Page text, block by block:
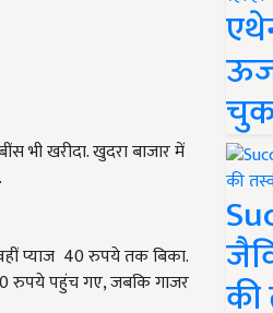
भी खरीदा. खुदरा बाजार में
प्याज 40 रुपये तक बिका.
रुपये पहुंच गए, जबकि गाजर
की